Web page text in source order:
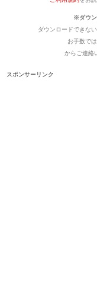
※ダウン
ダウンロードできな
お手数で
からご連絡
スポンサーリンク